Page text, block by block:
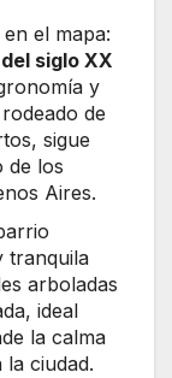
el mapa:
siglo XX
y
de
sigue
de los
Aires.
tranquila
arboladas
ideal
la calma
ciudad.